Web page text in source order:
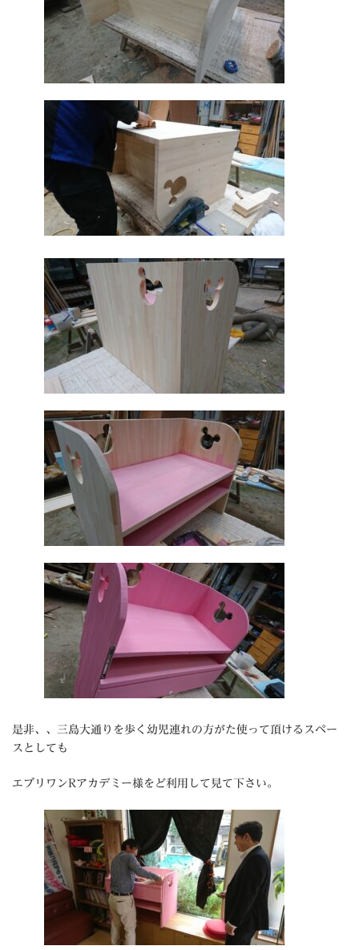
是非、、三島大通りを歩く幼児連れの方がた使って頂けるスペー
スとしても
エブリワンRアカデミー様をど利用して見て下さい。